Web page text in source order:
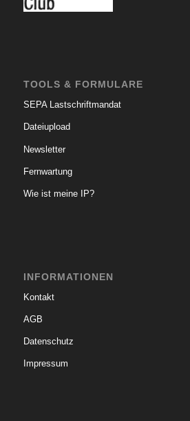
TOOLS & FORMULARE
SEPA Lastschriftmandat
Dateiupload
Newsletter
Fernwartung
Wie ist meine IP?
INFORMATIONEN
Kontakt
AGB
Datenschutz
Impressum